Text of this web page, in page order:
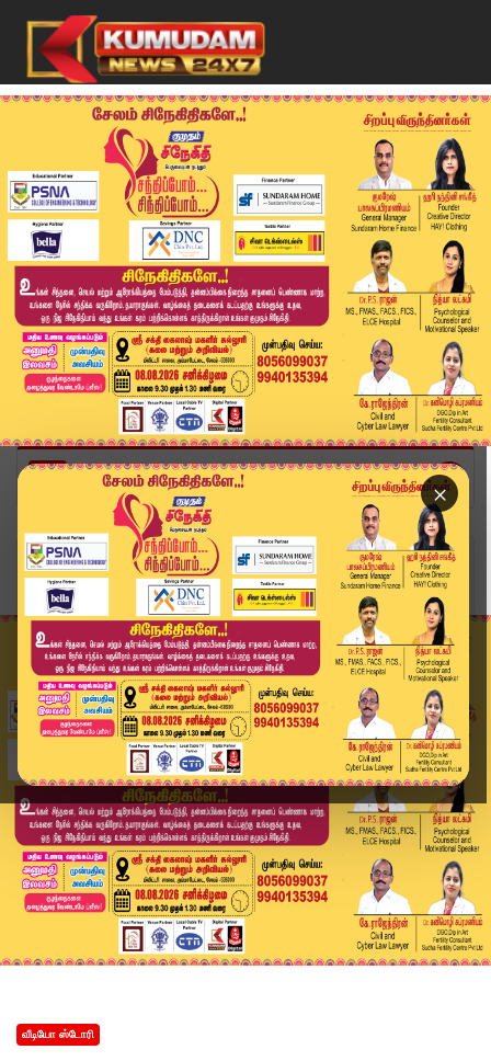
×
Home
வீடியோ ஸ்டோரி
Today Headlines | 23 MAY 2026 | இரவு 9 மணி தலைப...
வீடியோ ஸ்டோரி